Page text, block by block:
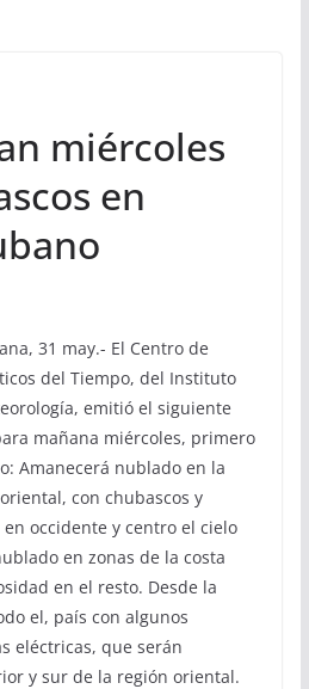
miércoles
en
31 may.- El Centro de
del Tiempo, del Instituto
emitió el siguiente
mañana miércoles, primero
Amanecerá nublado en la
con chubascos y
en occidente y centro el cielo
en zonas de la costa
en el resto. Desde la
el, país con algunos
eléctricas, que serán
y sur de la región oriental.